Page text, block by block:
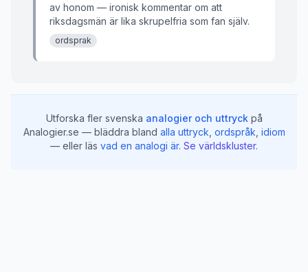
av honom — ironisk kommentar om att
riksdagsmän är lika skrupelfria som fan själv.
ordsprak
Utforska fler svenska analogier och uttryck på
Analogier.se — bläddra bland alla uttryck ordspråk idiom
— eller läs vad en analogi är. Se världskluster.